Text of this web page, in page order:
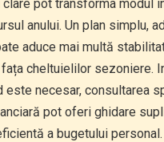
pot transforma modul
anului. Un plan simplu,
aduce mai multă
cheltuielilor sezoniere.
este necesar, consultarea
pot oferi ghidare
a bugetului personal.